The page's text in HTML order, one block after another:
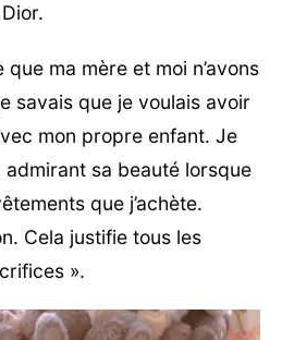
ma mère et moi n’avons
savais que je voulais avoir
mon propre enfant. Je
sa beauté lorsque
que j’achète.
Cela justifie tous les
».